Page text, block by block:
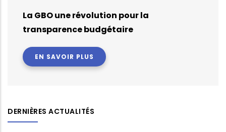
La GBO une révolution pour la
transparence budgétaire
EN SAVOIR PLUS
DERNIÈRES ACTUALITÉS